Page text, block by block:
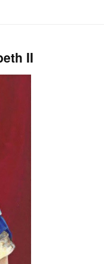
II